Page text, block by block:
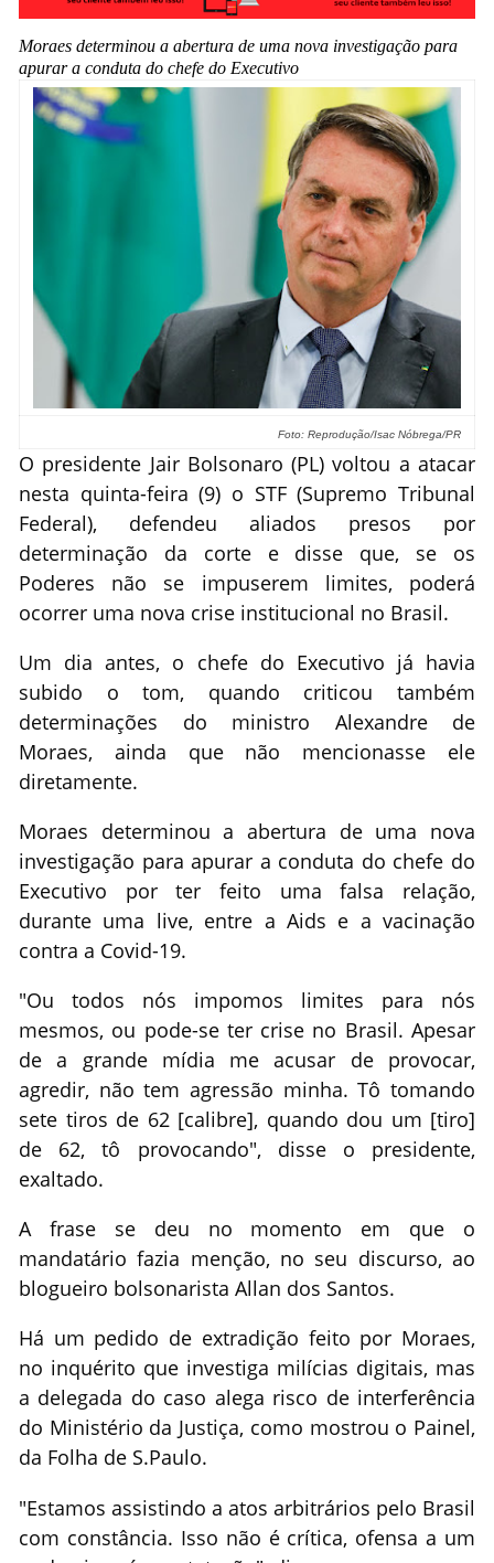
Moraes determinou a abertura de uma nova investigação para
apurar a conduta do chefe do Executivo
Foto: Reprodução/Isac Nóbrega/PR
O presidente Jair Bolsonaro (PL) voltou a atacar
nesta quinta-feira (9) o STF (Supremo Tribunal
Federal), defendeu aliados presos por
determinação da corte e disse que, se os
Poderes não se impuserem limites, poderá
ocorrer uma nova crise institucional no Brasil.
Um dia antes, o chefe do Executivo já havia
subido o tom, quando criticou também
determinações do ministro Alexandre de
Moraes, ainda que não mencionasse ele
diretamente.
Moraes determinou a abertura de uma nova
investigação para apurar a conduta do chefe do
Executivo por ter feito uma falsa relação,
durante uma live, entre a Aids e a vacinação
contra a Covid-19.
"Ou todos nós impomos limites para nós
mesmos, ou pode-se ter crise no Brasil. Apesar
de a grande mídia me acusar de provocar,
agredir, não tem agressão minha. Tô tomando
sete tiros de 62 [calibre], quando dou um [tiro]
de 62, tô provocando", disse o presidente,
exaltado.
A frase se deu no momento em que o
mandatário fazia menção, no seu discurso, ao
blogueiro bolsonarista Allan dos Santos.
Há um pedido de extradição feito por Moraes,
no inquérito que investiga milícias digitais, mas
a delegada do caso alega risco de interferência
do Ministério da Justiça, como mostrou o Painel,
da Folha de S.Paulo.
"Estamos assistindo a atos arbitrários pelo Brasil
com constância. Isso não é crítica, ofensa a um